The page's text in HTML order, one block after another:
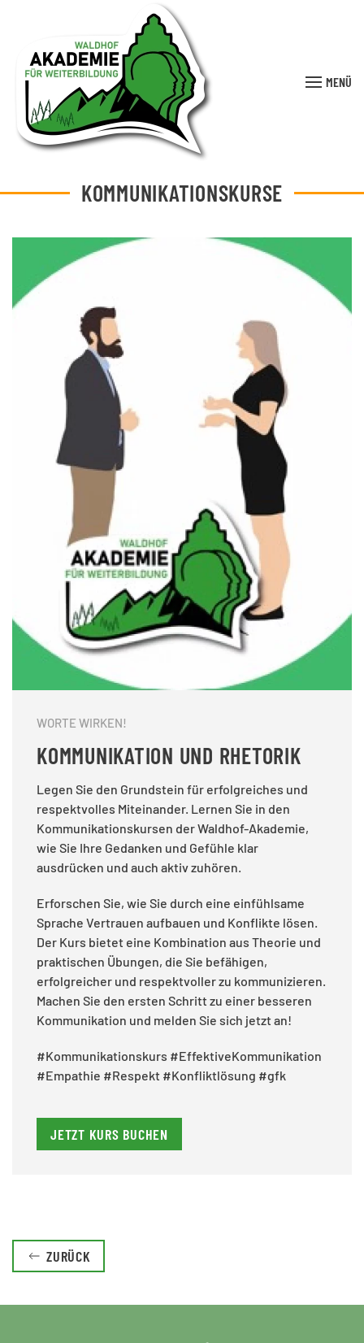
MENÜ
KOMMUNIKATIONSKURSE
WORTE WIRKEN!
KOMMUNIKATION UND RHETORIK
Legen Sie den Grundstein für erfolgreiches und
respektvolles Miteinander. Lernen Sie in den
Kommunikationskursen der Waldhof-Akademie,
wie Sie Ihre Gedanken und Gefühle klar
ausdrücken und auch aktiv zuhören.
Erforschen Sie, wie Sie durch eine einfühlsame
Sprache Vertrauen aufbauen und Konflikte lösen.
Der Kurs bietet eine Kombination aus Theorie und
praktischen Übungen, die Sie befähigen,
erfolgreicher und respektvoller zu kommunizieren.
Machen Sie den ersten Schritt zu einer besseren
Kommunikation und melden Sie sich jetzt an!
#Kommunikationskurs #EffektiveKommunikation
#Empathie #Respekt #Konfliktlösung #gfk
JETZT KURS BUCHEN
ZURÜCK